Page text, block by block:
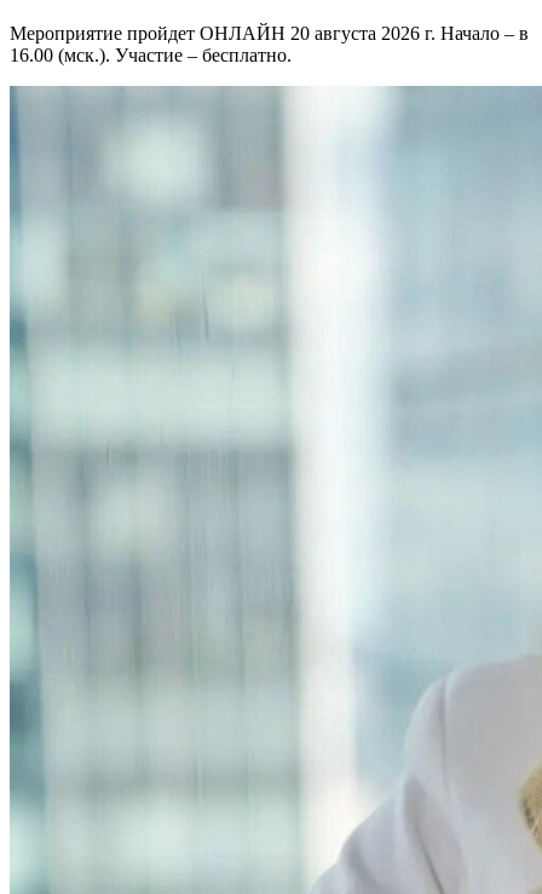
Мероприятие пройдет ОНЛАЙН 20 августа 2026 г. Начало – в
16.00 (мск.). Участие – бесплатно.